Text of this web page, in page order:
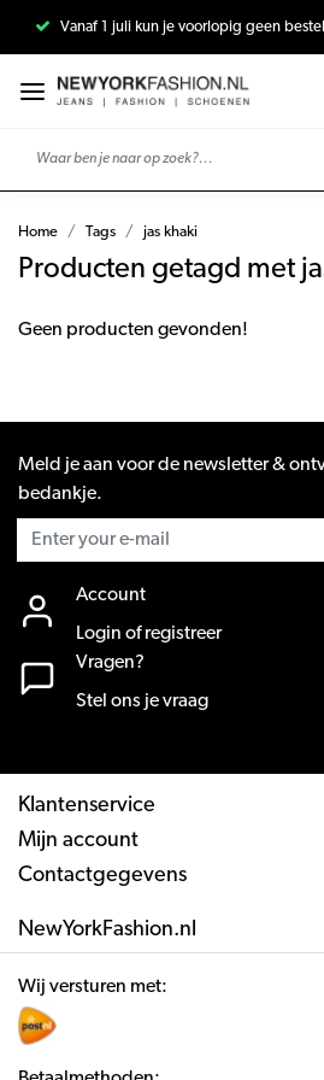
Vanaf 1 juli kun je voorlopig geen
Home Tags jas khaki
Producten getagd met
Geen producten gevonden!
Meld je aan voor de newsletter &
bedankje.
Account
Login of registreer
Vragen?
Stel ons je vraag
Klantenservice
Mijn account
Contactgegevens
NewYorkFashion.nl
Wij versturen met: